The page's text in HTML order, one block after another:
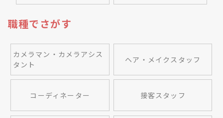
職種でさがす
カメラマン・カメラアシス
タント
ヘア・メイクスタッフ
コーディネーター 接客スタッフ